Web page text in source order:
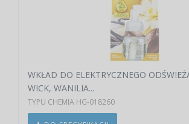
WKŁAD DO ELEKTRYCZNEGO
WICK, WANILIA...
TYPU CHEMIA HG-018260